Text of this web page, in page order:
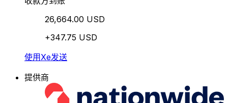
26,664.00 USD
+347.75 USD
使用Xe发送
提供商